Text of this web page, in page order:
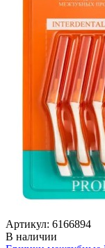
Артикул: 6166894
В наличии